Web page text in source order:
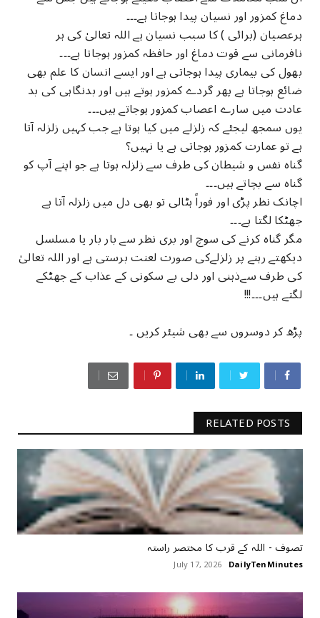
دماغ کمزور اور نسیان پیدا ہوجاتا ہے۔۔۔
ہرعصیان (برائی ) کا سبب نسیان ہے اللہ تعالیٰ کی ہر
نافرمانی سے قوت دماغ اور حافظہ کمزور ہوجاتا ہے۔۔۔
بھول کی بیماری پیدا ہوجاتی ہے اور ایسے انسان کا علم بھی
ضائع ہوجاتا ہے پھر گردے کمزور ہوتے ہیں اور بدنگاہی کی بد
عادت میں سارے اعصاب کمزور ہوجاتے ہیں۔۔۔
یوں سمجھ لیجئے کہ زلزلے میں کیا ہوتا ہے جب کہیں زلزلہ آتا
ہے تو عمارت کمزور ہوجاتی ہے یا نہیں؟
گناہ نفس و شیطان کی طرف سے زلزلہ ہوتا ہے جو اپنے آپ کو
گناہ سے بچاتے ہیں۔۔۔
اچانک نظر پڑی اور فوراً ہٹالی تو بھی دل میں زلزلہ آتا ہے
جھٹکا لگتا ہے۔۔۔
مگر گناہ کرنے کی سوچ اور بری نظر سے بار بار یا مسلسل
دیکھتے رہنے پر زلزلےکی صورت لعنت برستی ہے اور اللہ تعالیٰ
کی طرف سےذہنی اور دلی بے سکونی کے عذاب کے جھٹکے
لگتے ہیں۔۔۔!!!
پڑھ کر دوسروں سے بھی شیئر کریں ۔
RELATED POSTS
تصوف ‏- اللہ کے قرب کا مختصر راستہ
DailyTenMinutes
July 17, 2026